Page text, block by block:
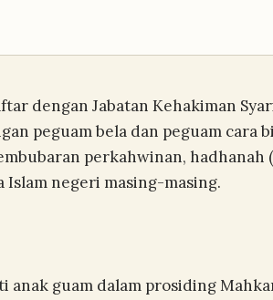
dengan Jabatan Kehakiman
peguam bela dan peguam cara
perkahwinan, hadhanah
negeri masing-masing.
anak guam dalam prosiding